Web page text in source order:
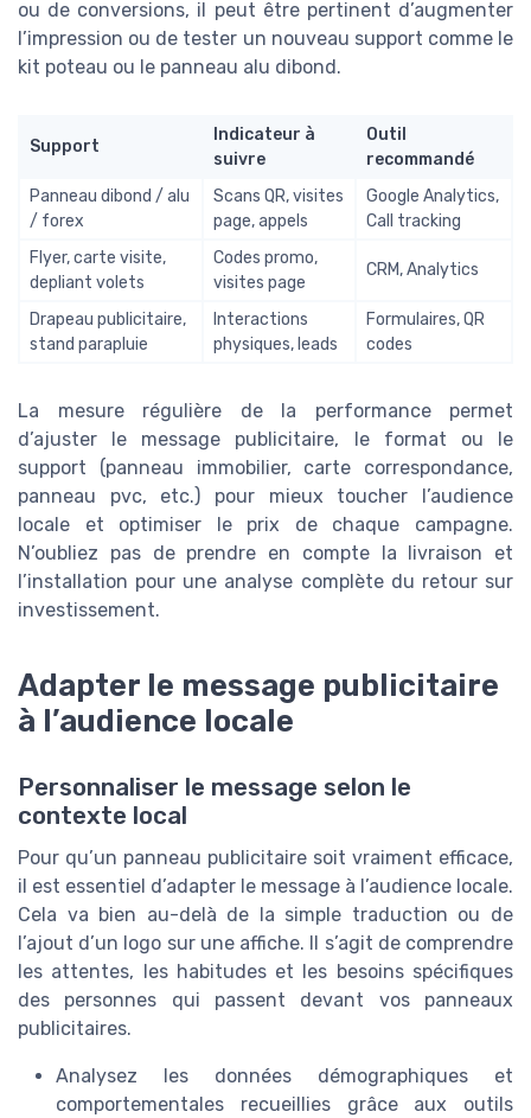
ou de conversions, il peut être pertinent d’augmenter
l’impression ou de tester un nouveau support comme le
kit poteau ou le panneau alu dibond.
Support
Indicateur à
suivre
Outil
recommandé
Panneau dibond / alu
/ forex
Scans QR, visites
page, appels
Google Analytics,
Call tracking
Flyer, carte visite,
depliant volets
Codes promo,
visites page
CRM, Analytics
Drapeau publicitaire,
stand parapluie
Interactions
physiques, leads
Formulaires, QR
codes
La mesure régulière de la performance permet
d’ajuster le message publicitaire, le format ou le
support (panneau immobilier, carte correspondance,
panneau pvc, etc.) pour mieux toucher l’audience
locale et optimiser le prix de chaque campagne.
N’oubliez pas de prendre en compte la livraison et
l’installation pour une analyse complète du retour sur
investissement.
Adapter le message publicitaire
à l’audience locale
Personnaliser le message selon le
contexte local
Pour qu’un panneau publicitaire soit vraiment efficace,
il est essentiel d’adapter le message à l’audience locale.
Cela va bien au-delà de la simple traduction ou de
l’ajout d’un logo sur une affiche. Il s’agit de comprendre
les attentes, les habitudes et les besoins spécifiques
des personnes qui passent devant vos panneaux
publicitaires.
Analysez les données démographiques et
comportementales recueillies grâce aux outils